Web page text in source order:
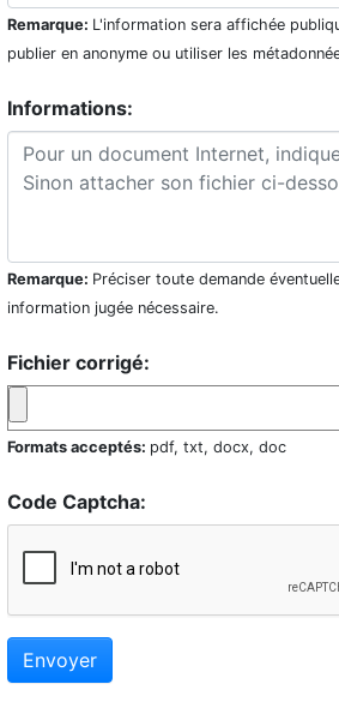
Remarque: L'information sera affichée
publier en anonyme ou utiliser les
Informations:
Remarque: Préciser toute demande
information jugée nécessaire.
Fichier corrigé:
Formats acceptés: pdf, txt, docx, doc
Code Captcha:
Envoyer